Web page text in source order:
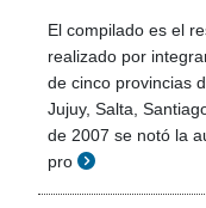
El compilado es el
realizado por
de cinco provincias
Jujuy, Salta,
de 2007 se notó la
pro